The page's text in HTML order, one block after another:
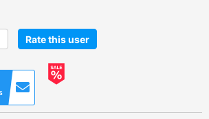
Rate this user